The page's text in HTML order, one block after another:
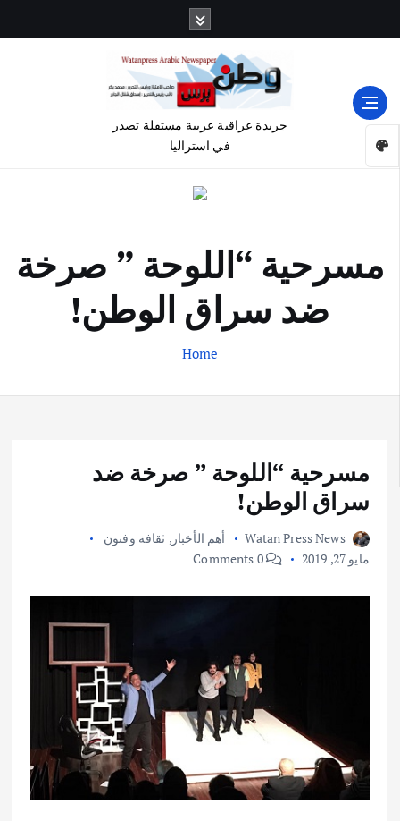
جريدة عراقية عربية مستقلة تصدر
في استراليا
مسرحية “اللوحة ” صرخة
ضد سراق الوطن!
Home
مسرحية “اللوحة ” صرخة ضد
سراق الوطن!
Watan Press News أهم الأخبار, ثقافة وفنون
مايو 27, 2019
0 Comments